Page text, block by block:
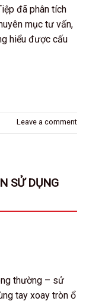
đã phân tích
mục tư vấn,
hiểu được cấu
Leave a comment
SỬ DỤNG
thường – sử
tay xoay tròn ổ